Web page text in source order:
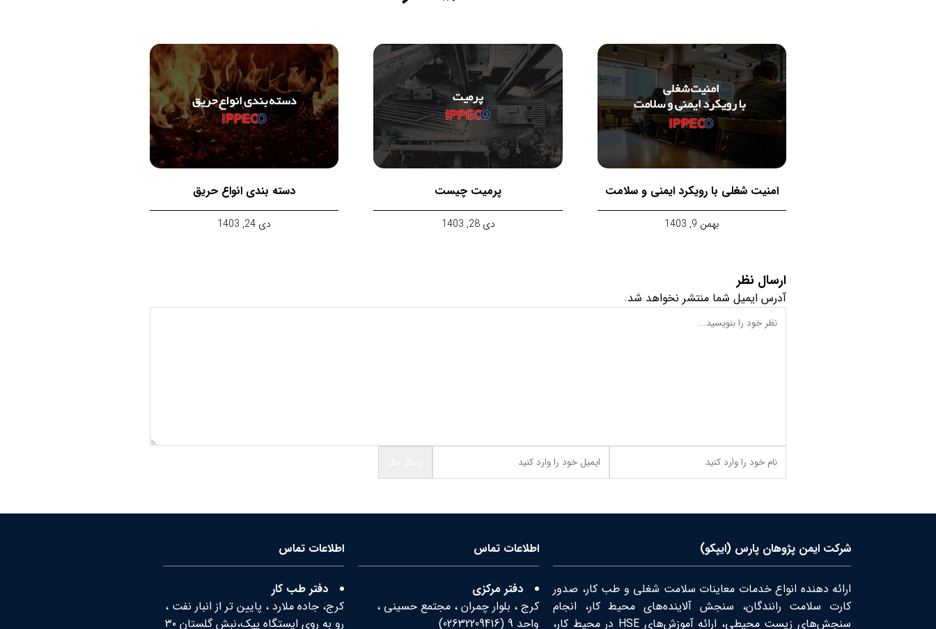
امنیت شغلی با رویکرد ایمنی و سلامت پرمیت چیست دسته بندی انواع حریق
ارسال نظر
شرکت ایمن پژوهان پارس (ایپکو) اطلاعات تماس اطلاعات تماس